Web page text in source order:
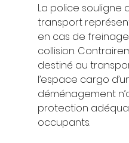
La police souligne
transport
en cas de
collision.
destiné au
l’espace cargo
déménagement
protection
occupants.